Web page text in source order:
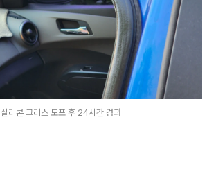
실리콘 그리스 도포 후 24시간 경과